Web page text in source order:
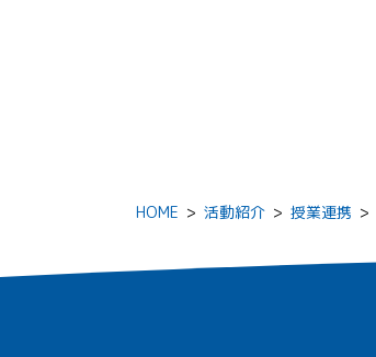
HOME > 活動紹介 > 授業連携 >